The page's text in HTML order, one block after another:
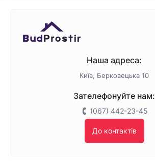
Наша адреса:
Київ, Берковецька 10
Зателефонуйте нам:
(067) 442-23-45
До контактів